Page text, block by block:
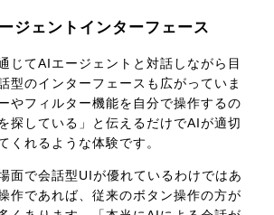
ジェントインターフェース
じてAIエージェントと対話しながら目
型のインターフェースも広がっていま
やフィルター機能を自分で操作するの
探している」と伝えるだけでAIが適切
くれるような体験です。
面で会話型UIが優れているわけではあ
作であれば、従来のボタン操作の方が